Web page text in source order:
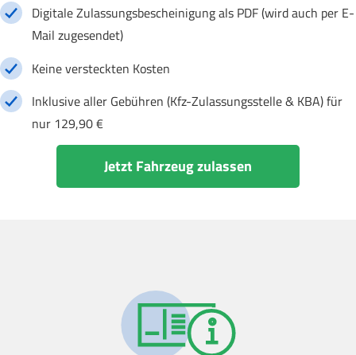
Digitale Zulassungsbescheinigung als PDF (wird auch per E-
Mail zugesendet)
Keine versteckten Kosten
Inklusive aller Gebühren (Kfz-Zulassungsstelle & KBA) für
nur 129,90 €
Jetzt Fahrzeug zulassen